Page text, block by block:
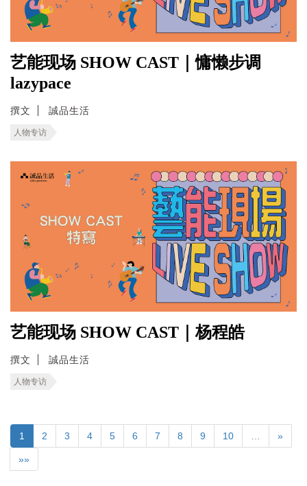
艺能现场 SHOW CAST｜慵懒步调
lazypace
撰文 誠品生活
人物专访
艺能现场 SHOW CAST｜杨程皓
撰文 誠品生活
人物专访
1 2 3 4 5 6 7 8 9 10 »
»»